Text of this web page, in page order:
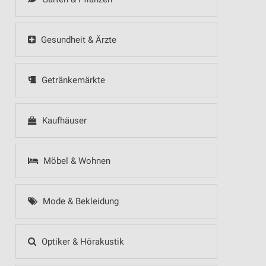
Gesundheit & Ärzte
Getränkemärkte
Kaufhäuser
Möbel & Wohnen
Mode & Bekleidung
Optiker & Hörakustik